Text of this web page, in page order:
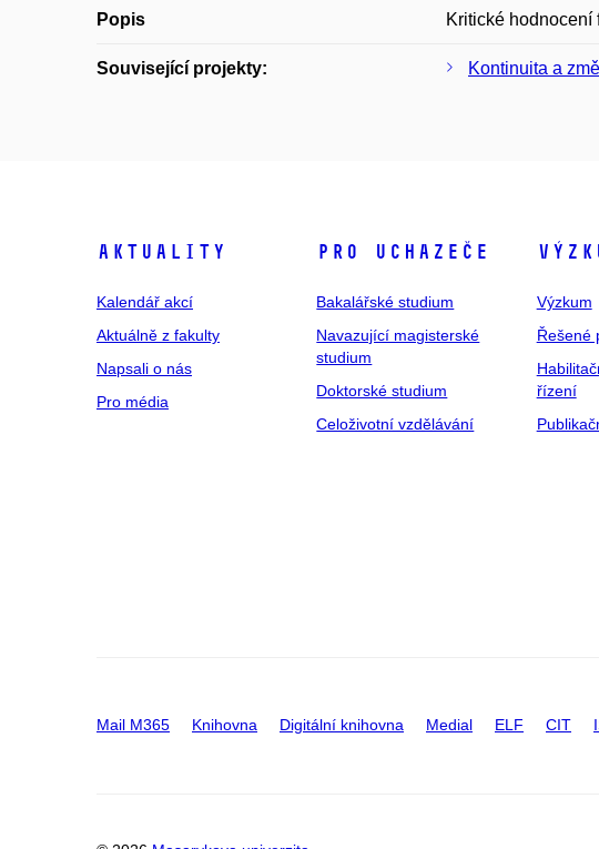
Popis Kritické hodnocení
Související projekty: Kontinuita a
Aktuality
Kalendář akcí
Aktuálně z fakulty
Napsali o nás
Pro média
Pro uchazeče
Bakalářské studium
Navazující magisterské
studium
Doktorské studium
Celoživotní vzdělávání
Výzkum
Řešené
řízení
Mail M365 Knihovna Digitální knihovna Medial ELF CIT